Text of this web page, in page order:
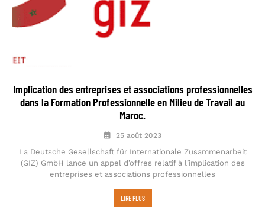
Implication des entreprises et associations professionnelles
dans la Formation Professionnelle en Milieu de Travail au
Maroc.
25 août 2023
La Deutsche Gesellschaft für Internationale Zusammenarbeit
(GIZ) GmbH lance un appel d’offres relatif à l’implication des
entreprises et associations professionnelles
LIRE PLUS